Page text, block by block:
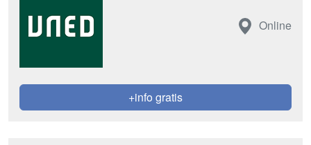
Online
+info gratis